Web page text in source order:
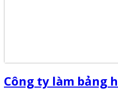
Công ty làm bảng